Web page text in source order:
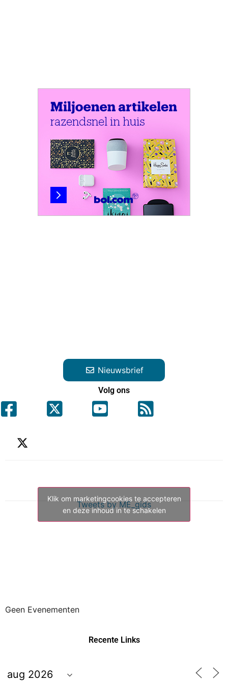
Nieuwsbrief
Volg ons
Tweets by ME_gids
Klik om marketingcookies te accepteren
en deze inhoud in te schakelen
Geen Evenementen
Recente Links